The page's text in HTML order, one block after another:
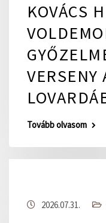
KOVÁCS
VERSENY
Tovább olvasom
2026.07.31.